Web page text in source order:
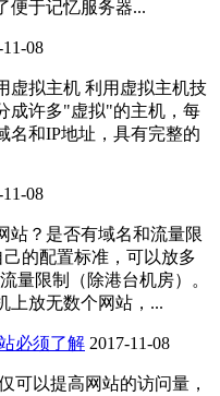
便于记忆服务器...
11-08
虚拟主机 利用虚拟主机技
成许多"虚拟"的主机，每
名和IP地址，具有完整的
11-08
站？是否有域名和流量限
的配置标准，可以放多
量限制（除港台机房）。
上放无数个网站，...
必须了解 2017-11-08
可以提高网站的访问量，